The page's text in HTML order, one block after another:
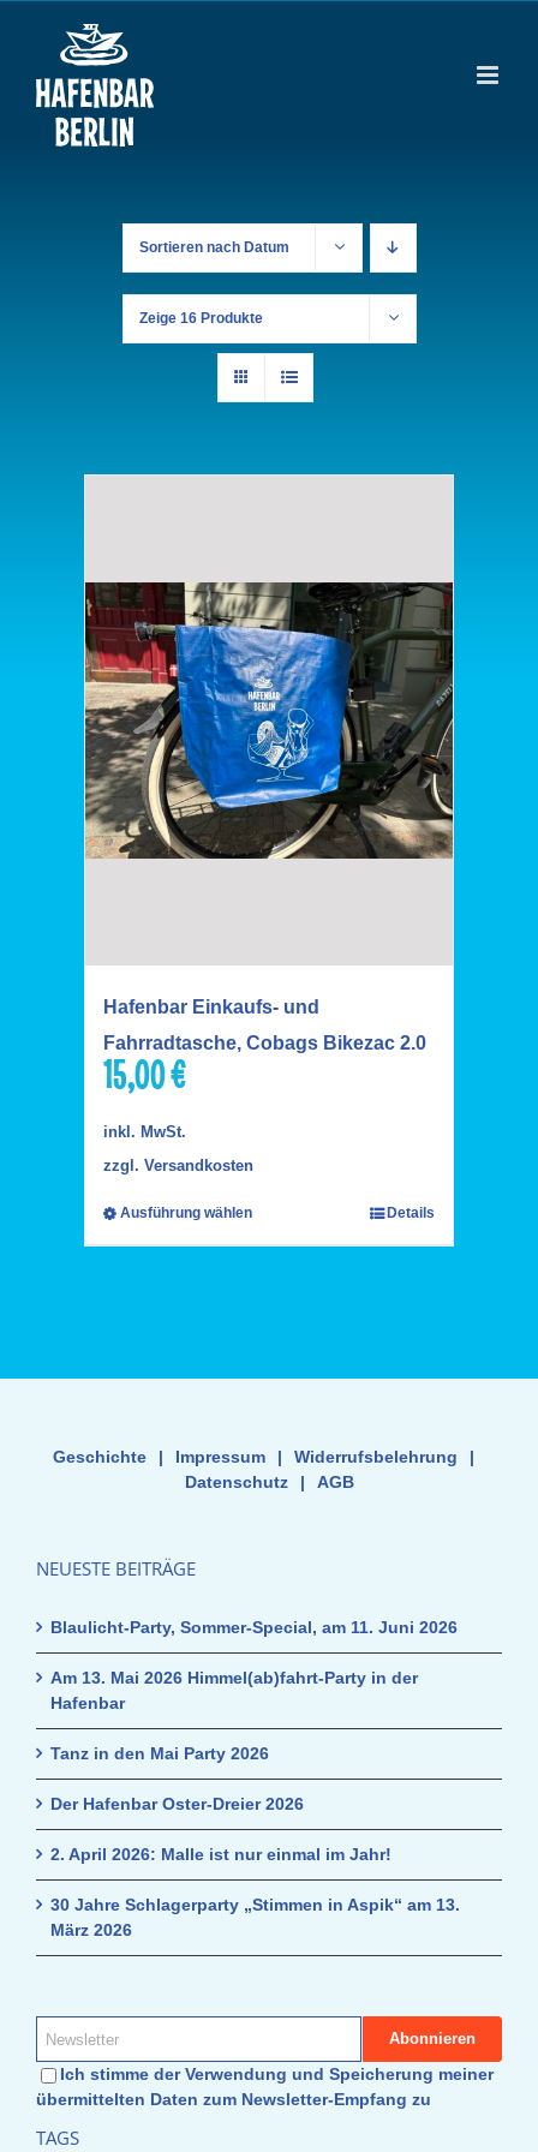
springen
Sortieren nach Datum
Zeige 16 Produkte
Hafenbar Einkaufs- und
Fahrradtasche, Cobags Bikezac 2.0
15,00€
inkl. MwSt.
zzgl. Versandkosten
Ausführung wählen Details
Geschichte | Impressum | Widerrufsbelehrung
|
Datenschutz
| AGB
NEUESTE BEITRÄGE
Blaulicht-Party, Sommer-Special, am 11. Juni 2026
Am 13. Mai 2026 Himmel(ab)fahrt-Party in der
Hafenbar
Tanz in den Mai Party 2026
Der Hafenbar Oster-Dreier 2026
2. April 2026: Malle ist nur einmal im Jahr!
30 Jahre Schlagerparty „Stimmen in Aspik“ am 13.
März 2026
Ich stimme der Verwendung und Speicherung meiner
übermittelten Daten zum Newsletter-Empfang zu
TAGS